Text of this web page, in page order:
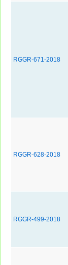
RGGR-671-2018
RGGR-628-2018
RGGR-499-2018